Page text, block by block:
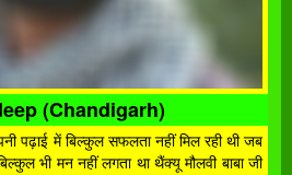
(Chandigarh)
पढ़ाई में बिल्कुल सफलता नहीं मिल रही थी जब
भी मन नहीं लगता था थैंक्यू मौलवी बाबा जी